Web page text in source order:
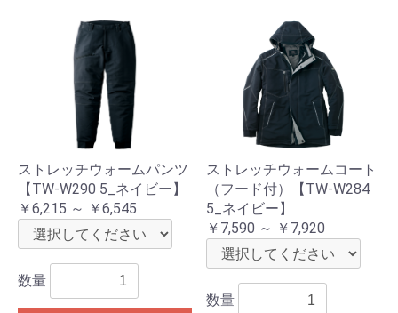
ストレッチウォームパンツ
【TW-W290 5_ネイビー】
￥6,215 ～ ￥6,545
数量
ストレッチウォームコート
（フード付）【TW-W284
5_ネイビー】
￥7,590 ～ ￥7,920
数量